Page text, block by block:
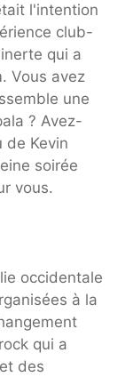
l'intention
club-
qui a
Vous avez
une
? Avez-
de Kevin
soirée
vous.
occidentale
à la
qui a
des